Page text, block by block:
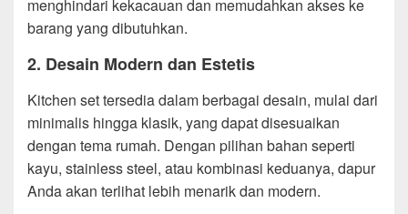
menghindari kekacauan dan memudahkan akses ke
barang yang dibutuhkan.
2. Desain Modern dan Estetis
Kitchen set tersedia dalam berbagai desain, mulai dari
minimalis hingga klasik, yang dapat disesuaikan
dengan tema rumah. Dengan pilihan bahan seperti
kayu, stainless steel, atau kombinasi keduanya, dapur
Anda akan terlihat lebih menarik dan modern.